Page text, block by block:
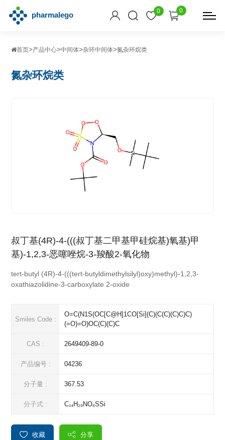
0 0
首页>产品中心>中间体>杂环中间体>氮杂环烷类
氮杂环烷类
叔丁基(4R)-4-(((叔丁基二甲基甲硅烷基)氧基)甲
基)-1,2,3-恶噻唑烷-3-羧酸2-氧化物
tert-butyl (4R)-4-(((tert-butyldimethylsilyl)oxy)methyl)-1,2,3-
oxathiazolidine-3-carboxylate 2-oxide
Smiles Code :
O=C(N1S(OC[C@H]1CO[Si](C)(C(C)(C)C)C)
(=O)=O)OC(C)(C)C
CAS : 2649409-89-0
产品编号 : 04236
分子量 : 367.53
分子式 : C₁₄H₂₉NO₆SSi
收藏 分享